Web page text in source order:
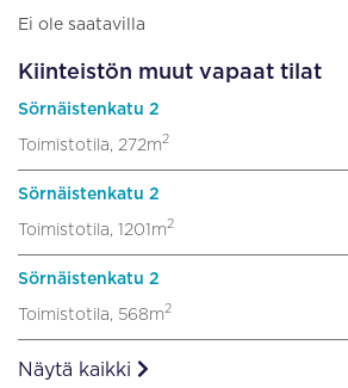
Ei ole saatavilla
Kiinteistön muut vapaat tilat
Sörnäistenkatu 2
Toimistotila, 272m2
Sörnäistenkatu 2
Toimistotila, 1201m2
Sörnäistenkatu 2
Toimistotila, 568m2
Näytä kaikki